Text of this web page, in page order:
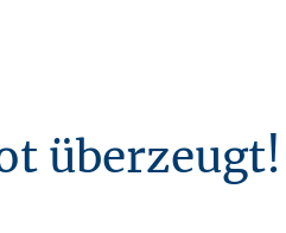
überzeugt!